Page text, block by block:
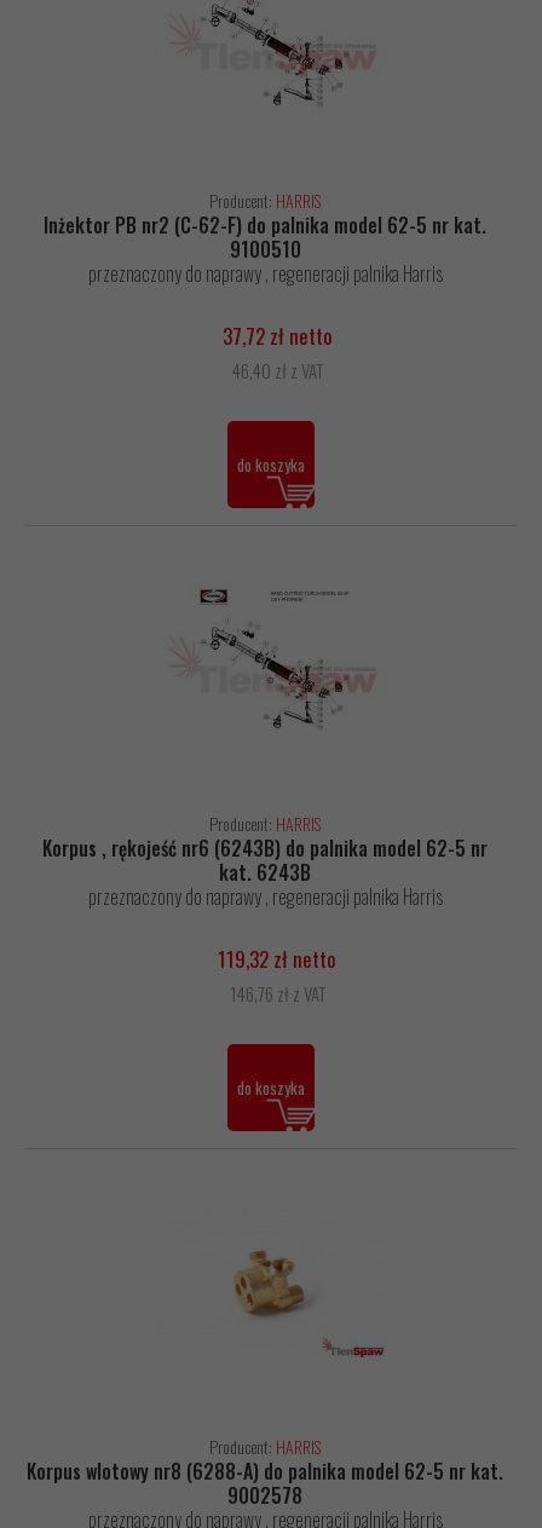
Producent: HARRIS
Inżektor PB nr2 (C-62-F) do palnika model 62-5 nr kat.
9100510
przeznaczony do naprawy , regeneracji palnika Harris
37,72 zł netto
46,40 zł z VAT
do koszyka
Producent: HARRIS
Korpus , rękojeść nr6 (6243B) do palnika model 62-5 nr
kat. 6243B
przeznaczony do naprawy , regeneracji palnika Harris
119,32 zł netto
146,76 zł z VAT
do koszyka
Producent: HARRIS
Korpus wlotowy nr8 (6288-A) do palnika model 62-5 nr kat.
9002578
przeznaczony do naprawy , regeneracji palnika Harris